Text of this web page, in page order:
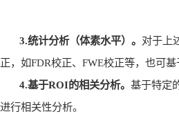
3.统计分析（体素水平）。 对于上
正，如FDR校正、 FWE校正等，也可基
4.基于ROI的相关分析。 基于特定
进行相关性分析。